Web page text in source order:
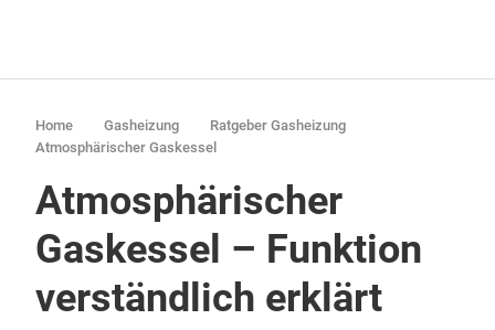
Home Gasheizung
Ratgeber Gasheizung
Atmosphärischer Gaskessel
Atmosphärischer
Gaskessel – Funktion
verständlich erklärt